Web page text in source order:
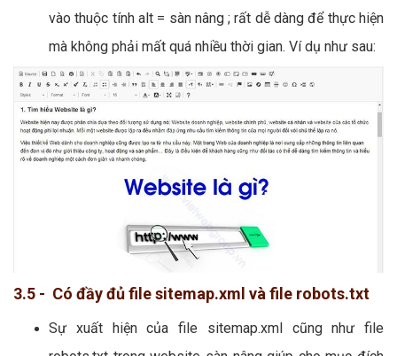
vào thuộc tính alt = sàn nâng ; rất dễ dàng để thực hiện
mà không phải mất quá nhiều thời gian. Ví dụ như sau:
3.5 - Có đầy đủ file sitemap.xml và file robots.txt
Sự xuất hiện của file sitemap.xml cũng như file